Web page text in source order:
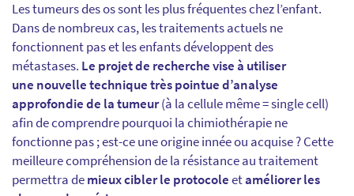
Les tumeurs des os sont les plus fréquentes chez l’enfant.
Dans de nombreux cas, les traitements actuels ne
fonctionnent pas et les enfants développent des
métastases. Le projet de recherche vise à utiliser
une nouvelle technique très pointue d’analyse
approfondie de la tumeur(à la cellule même = single cell)
afin de comprendre pourquoi la chimiothérapie ne
fonctionne pas ; est-ce une origine innée ou acquise ? Cette
meilleure compréhension de la résistance au traitement
permettra demieux cibler le protocoleetaméliorer les